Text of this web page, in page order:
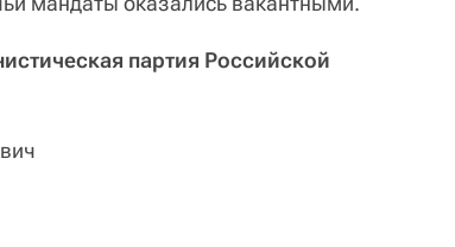
партия Российской